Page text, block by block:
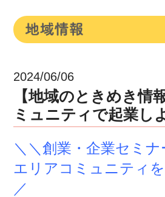
2024/06/06
【地域のときめき情
ミュニティで起業し
＼＼創業・企業セミ
エリアコミュニティ
／